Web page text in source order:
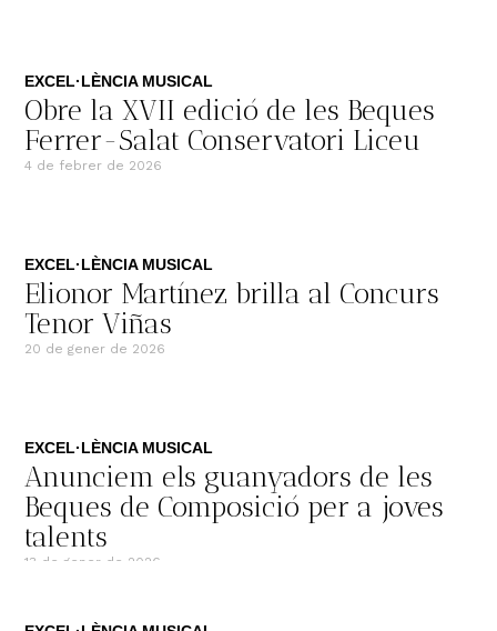
EXCEL·LÈNCIA MUSICAL
Obre la XVII edició de les Beques
Ferrer-Salat Conservatori Liceu
4 de febrer de 2026
EXCEL·LÈNCIA MUSICAL
Elionor Martínez brilla al Concurs
Tenor Viñas​
20 de gener de 2026
EXCEL·LÈNCIA MUSICAL
Anunciem els guanyadors de les
Beques de Composició per a joves
talents
13 de gener de 2026